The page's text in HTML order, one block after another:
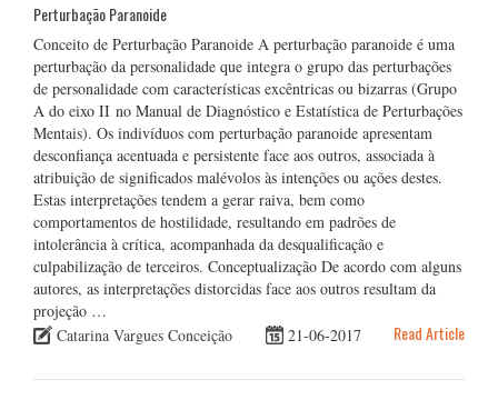
Perturbação Paranoide
Conceito de Perturbação Paranoide A perturbação paranoide é uma
perturbação da personalidade que integra o grupo das perturbações
de personalidade com características excêntricas ou bizarras (Grupo
A do eixo II no Manual de Diagnóstico e Estatística de Perturbações
Mentais). Os indivíduos com perturbação paranoide apresentam
desconfiança acentuada e persistente face aos outros, associada à
atribuição de significados malévolos às intenções ou ações destes.
Estas interpretações tendem a gerar raiva, bem como
comportamentos de hostilidade, resultando em padrões de
intolerância à crítica, acompanhada da desqualificação e
culpabilização de terceiros. Conceptualização De acordo com alguns
autores, as interpretações distorcidas face aos outros resultam da
projeção …
Catarina Vargues Conceição
21-06-2017 Read Article